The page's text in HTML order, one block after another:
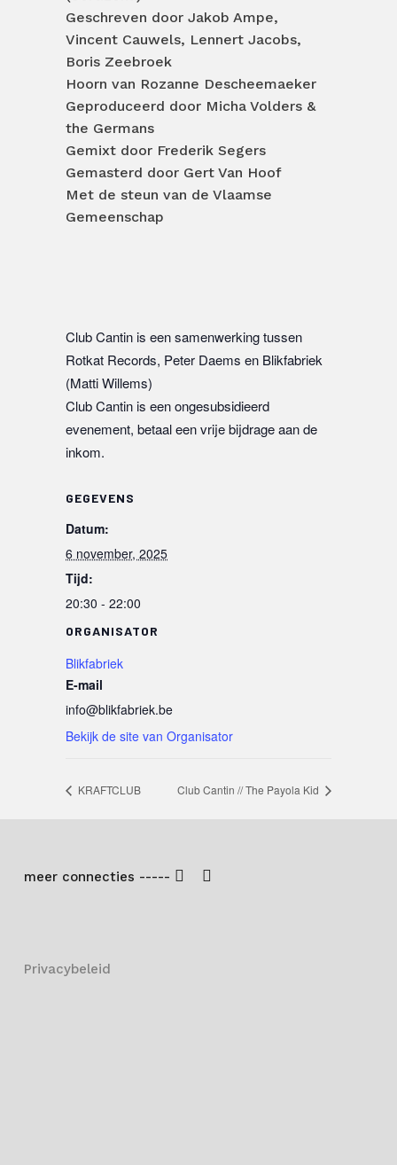
Geschreven door Jakob Ampe,
Vincent Cauwels, Lennert Jacobs,
Boris Zeebroek
Hoorn van Rozanne Descheemaeker
Geproduceerd door Micha Volders &
the Germans
Gemixt door Frederik Segers
Gemasterd door Gert Van Hoof
Met de steun van de Vlaamse
Gemeenschap
Club Cantin is een samenwerking tussen
Rotkat Records, Peter Daems en Blikfabriek
(Matti Willems)
Club Cantin is een ongesubsidieerd
evenement, betaal een vrije bijdrage aan de
inkom.
GEGEVENS
Datum:
6 november, 2025
Tijd:
20:30 - 22:00
ORGANISATOR
Blikfabriek
E-mail
info@blikfabriek.be
Bekijk de site van Organisator
KRAFTCLUB Club Cantin // The Payola Kid
meer connecties -----
Privacybeleid